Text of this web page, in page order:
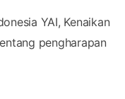
YAI⁠, Kenaikan
pengharapan